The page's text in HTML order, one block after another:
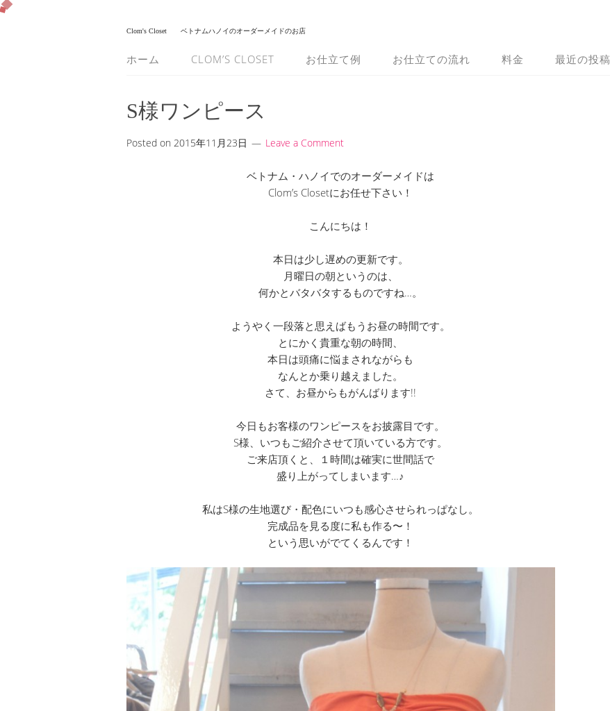
Clom's Closet ベトナムハノイのオーダーメイドのお店
ホーム CLOM’S CLOSET お仕立て例 お仕立ての流れ 料金 最近の投稿
S様ワンピース
Posted on 2015年11月23日 Leave a Comment
ベトナム・ハノイでのオーダーメイドは
Clom’s Closetにお任せ下さい！
こんにちは！
本日は少し遅めの更新です。
月曜日の朝というのは、
何かとバタバタするものですね…。
ようやく一段落と思えばもうお昼の時間です。
とにかく貴重な朝の時間、
本日は頭痛に悩まされながらも
なんとか乗り越えました。
さて、お昼からもがんばります!!
今日もお客様のワンピースをお披露目です。
S様、いつもご紹介させて頂いている方です。
ご来店頂くと、１時間は確実に世間話で
盛り上がってしまいます…♪
私はS様の生地選び・配色にいつも感心させられっぱなし。
完成品を見る度に私も作る〜！
という思いがでてくるんです！